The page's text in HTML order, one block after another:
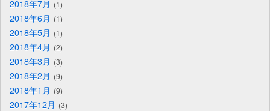
2018年7月 1
2018年6月 1
2018年5月 1
2018年4月 2
2018年3月 3
2018年2月 9
2018年1月 9
2017年12月 3